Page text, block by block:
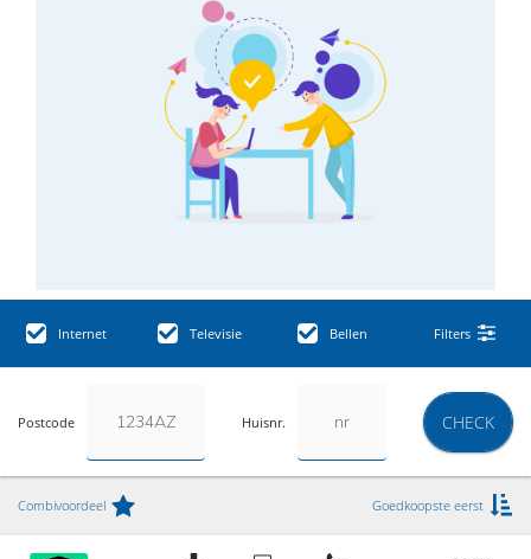
Internet Televisie Bellen Filters
Postcode Huisnr. CHECK
Combivoordeel Goedkoopste eerst